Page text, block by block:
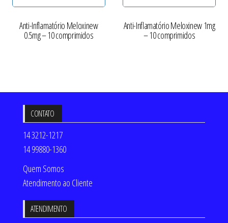
Anti-Inflamatório Meloxinew
0.5mg – 10 comprimidos
Anti-Inflamatório Meloxinew 1mg
– 10 comprimidos
CONTATO
14 3212-1217
14 99880-1360
Quem Somos
Atendimento ao Cliente
ATENDIMENTO